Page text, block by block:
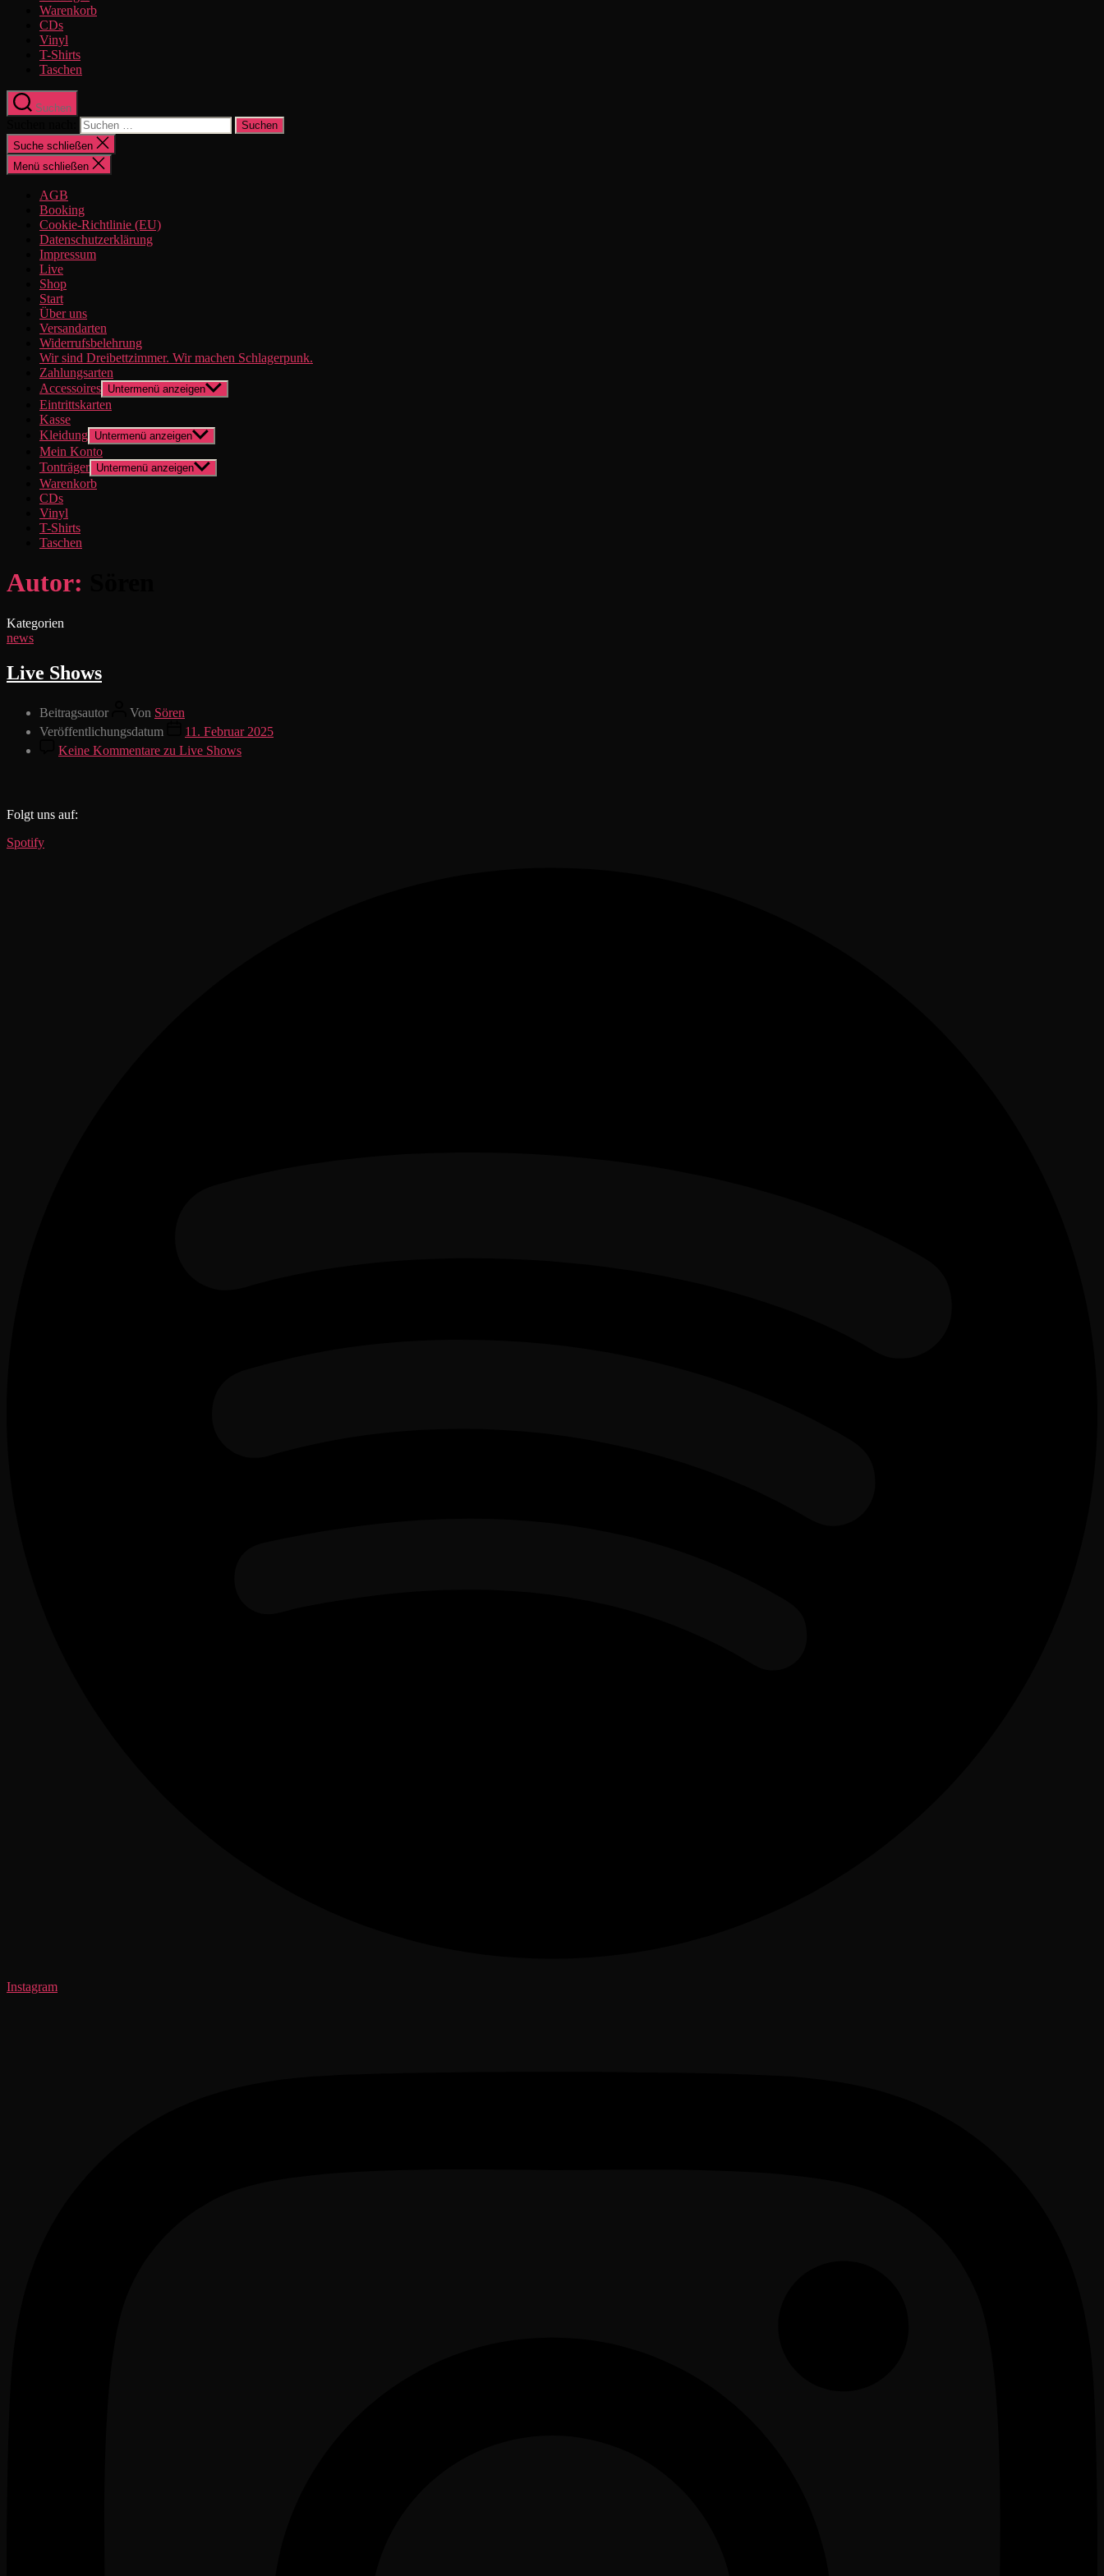
Warenkorb
CDs
Vinyl
T-Shirts
Taschen
Suchen
Suche schließen
Menü schließen
AGB
Booking
Cookie-Richtlinie (EU)
Datenschutzerklärung
Impressum
Live
Shop
Start
Über uns
Versandarten
Widerrufsbelehrung
Wir sind Dreibettzimmer. Wir machen Schlagerpunk.
Zahlungsarten
Accessoires Untermenü anzeigen
Eintrittskarten
Kasse
Kleidung Untermenü anzeigen
Mein Konto
Tonträger Untermenü anzeigen
Warenkorb
CDs
Vinyl
T-Shirts
Taschen
Autor:
Kategorien
news
Live Shows
Beitragsautor Von Sören
Veröffentlichungsdatum
11. Februar 2025
Keine Kommentare zu Live Shows
Folgt uns auf:
Spotify
Instagram